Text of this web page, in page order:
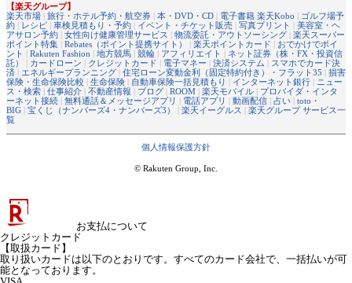
【楽天グループ】
楽天市場 | 旅行・ホテル予約・航空券 | 本・DVD・CD | 電子書籍 楽天Kobo | ゴルフ場予
約 | レシピ | 車検見積もり・予約 | イベント・チケット販売 | 写真プリント | 美容室・ヘ
アサロン予約 | 女性向け健康管理サービス | 物流委託・アウトソーシング | 楽天スーパー
ポイント特集 | Rebates（ポイント提携サイト） | 楽天ポイントカード | おでかけでポイ
ント | Rakuten Fashion | 地方競馬 | 競輪 | アフィリエイト | ネット証券（株・FX・投資信
託）
| カードローン | クレジットカード | 電子マネー | 決済システム | スマホでカード決
済 | エネルギープランニング | 住宅ローン変動金利（固定特約付き）・フラット35 | 損害
保険・生命保険比較 | 生命保険 | 自動車保険一括見積もり | インターネット銀行 | ニュー
ス・検索 | 仕事紹介 | 不動産情報 | ブログ | ROOM | 楽天モバイル | プロバイダ・インタ
ーネット接続 | 無料通話＆メッセージアプリ | 電話アプリ | 動画配信 | 占い | toto・
BIG | 宝くじ（ナンバーズ4・ナンバーズ3） | 楽天イーグルス | 楽天グループ サービス一
覧
個人情報保護方針
© Rakuten Group, Inc.
お支払について
クレジットカード
【取扱カード】
取り扱いカードは以下のとおりです。すべてのカード会社で、一括払いが可
能となっております。